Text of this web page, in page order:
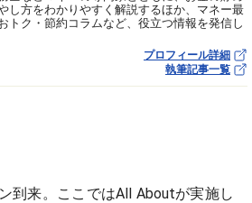
し方をわかりやすく解説するほか、マネー最
トク・節約コラムなど、役立つ情報を発信し
プロフィール詳細
執筆記事一覧
到来。ここではAll Aboutが実施し